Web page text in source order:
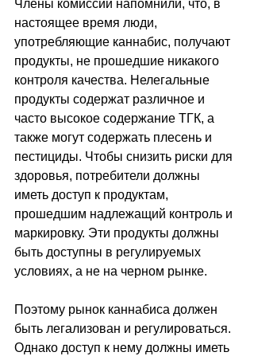
Члены комиссии напомнили, что, в
настоящее время люди,
употребляющие каннабис, получают
продукты, не прошедшие никакого
контроля качества. Нелегальные
продукты содержат различное и
часто высокое содержание ТГК, а
также могут содержать плесень и
пестициды. Чтобы снизить риски для
здоровья, потребители должны
иметь доступ к продуктам,
прошедшим надлежащий контроль и
маркировку. Эти продукты должны
быть доступны в регулируемых
условиях, а не на черном рынке.
Поэтому рынок каннабиса должен
быть легализован и регулироваться.
Однако доступ к нему должны иметь